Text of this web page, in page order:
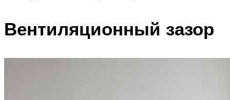
Вентиляционный зазор